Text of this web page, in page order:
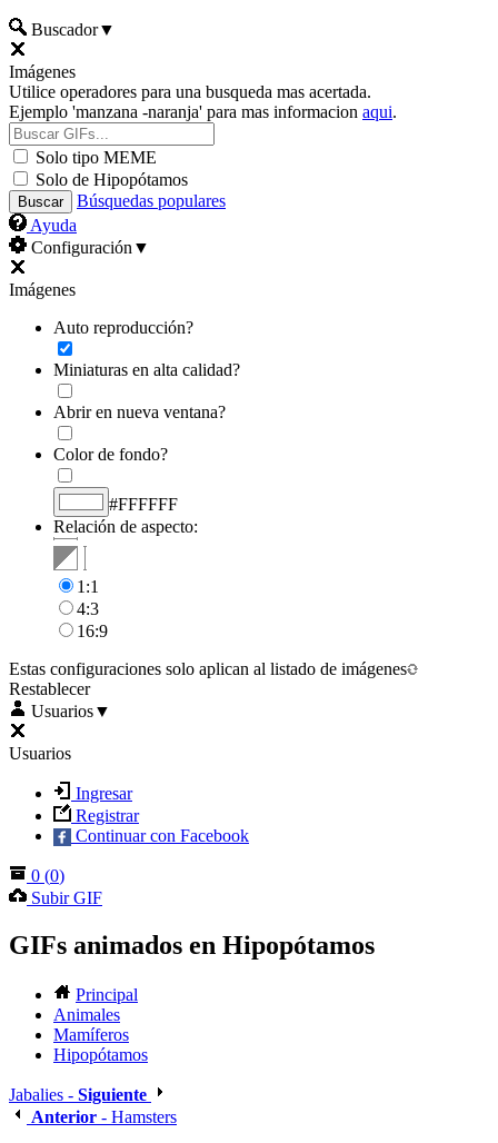
Buscador▼
Imágenes
Utilice operadores para una busqueda mas acertada.
Ejemplo 'manzana -naranja' para mas informacion aqui.
Solo tipo MEME
Solo de Hipopótamos
Búsquedas populares
Ayuda
Configuración ▼
Imágenes
Auto reproducción?
Miniaturas en alta calidad?
Abrir en nueva ventana?
Color de fondo?
#FFFFFF
Relación de aspecto:
1:1
4:3
16:9
Estas configuraciones solo aplican al listado de imágenes
Restablecer
Usuarios▼
Usuarios
Ingresar
Registrar
Continuar con Facebook
0 (0)
Subir GIF
GIFs animados en Hipopótamos
Principal
Animales
Mamíferos
Hipopótamos
Jabalies - Siguiente
Anterior - Hamsters